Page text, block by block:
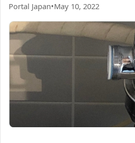
Portal Japan•May 10, 2022